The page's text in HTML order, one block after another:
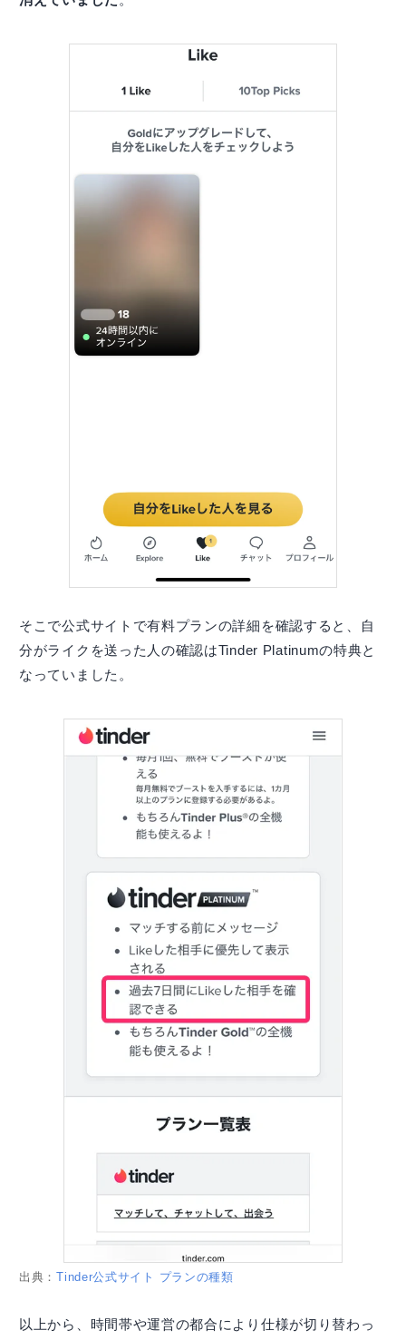
そこで公式サイトで有料プランの詳細を確認すると、自
分がライクを送った人の確認はTinder Platinumの特典と
なっていました。
出典：Tinder公式サイト プランの種類
以上から、時間帯や運営の都合により仕様が切り替わっ